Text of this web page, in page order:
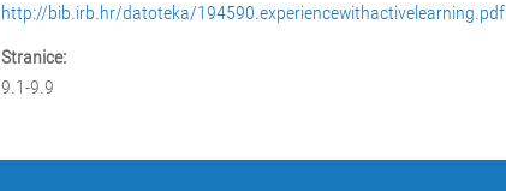
http://bib.irb.hr/datoteka/194590.experiencewithactivelearning.pdf
Stranice:
9.1-9.9